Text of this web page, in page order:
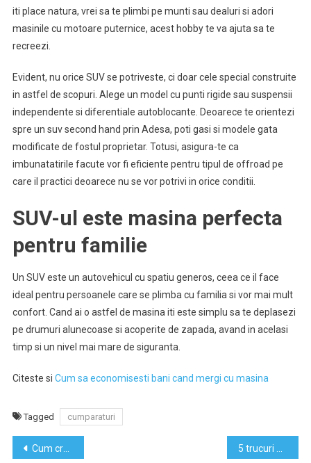
iti place natura, vrei sa te plimbi pe munti sau dealuri si adori
masinile cu motoare puternice, acest hobby te va ajuta sa te
recreezi.
Evident, nu orice SUV se potriveste, ci doar cele special construite
in astfel de scopuri. Alege un model cu punti rigide sau suspensii
independente si diferentiale autoblocante. Deoarece te orientezi
spre un suv second hand prin Adesa, poti gasi si modele gata
modificate de fostul proprietar. Totusi, asigura-te ca
imbunatatirile facute vor fi eficiente pentru tipul de offroad pe
care il practici deoarece nu se vor potrivi in orice conditii.
SUV-ul este masina perfecta
pentru familie
Un SUV este un autovehicul cu spatiu generos, ceea ce il face
ideal pentru persoanele care se plimba cu familia si vor mai mult
confort. Cand ai o astfel de masina iti este simplu sa te deplasezi
pe drumuri alunecoase si acoperite de zapada, avand in acelasi
timp si un nivel mai mare de siguranta.
Citeste si Cum sa economisesti bani cand mergi cu masina
Tagged cumparaturi
Navigare
Cum creezi o atmosfera prielnica pentru concentrare